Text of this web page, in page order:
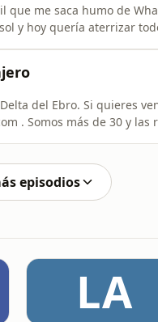
que me saca humo de
y hoy quería aterrizar
del Ebro. Si quieres
. Somos más de 30 y las
episodios
LA